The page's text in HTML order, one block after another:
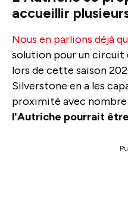
accueillir
Nous en parlions déjà
solution pour un circuit
lors de cette saison
Silverstone en a les
proximité avec nombre
l'Autriche pourrait